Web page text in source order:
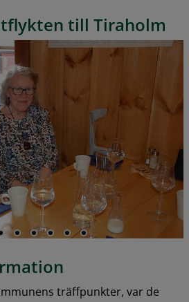
till Tiraholm
träffpunkter, var de